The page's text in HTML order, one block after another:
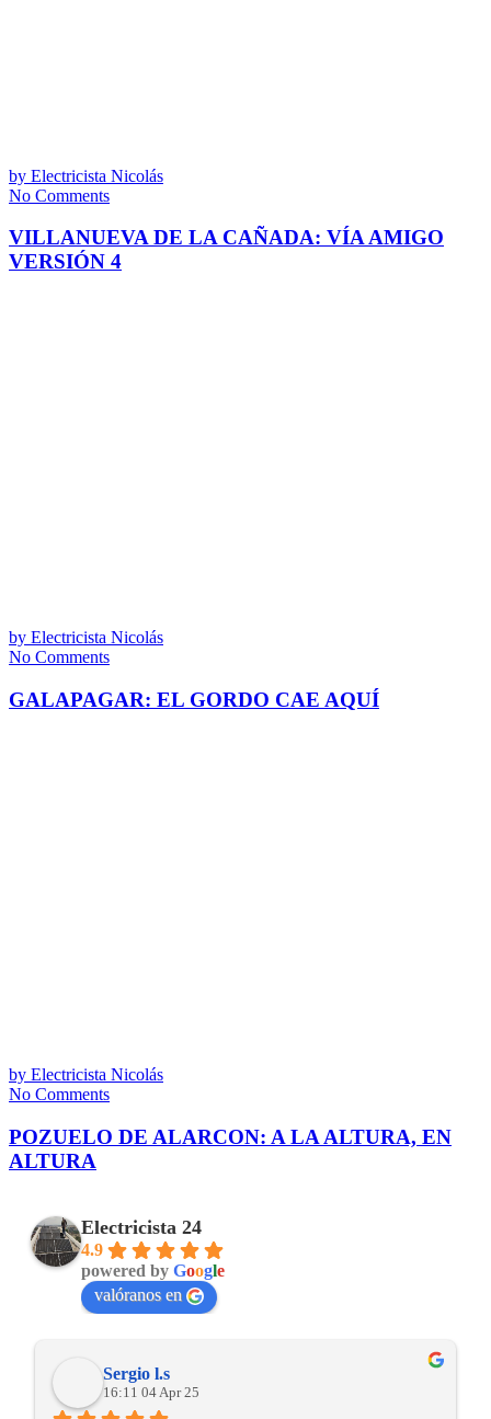
by Electricista Nicolás
No Comments
VILLANUEVA DE LA CAÑADA: VÍA AMIGO
VERSIÓN 4
by Electricista Nicolás
No Comments
GALAPAGAR: EL GORDO CAE AQUÍ
by Electricista Nicolás
No Comments
POZUELO DE ALARCON: A LA ALTURA, EN
ALTURA
Electricista 24
4.9
powered by Google
valóranos en
Sergio l.s
16:11 04 Apr 25